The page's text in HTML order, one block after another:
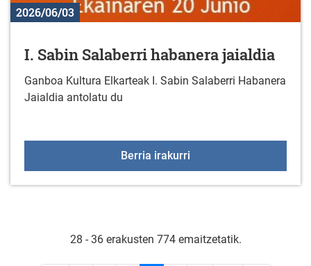
2026/06/03
I. Sabin Salaberri habanera jaialdia
Ganboa Kultura Elkarteak I. Sabin Salaberri Habanera
Jaialdia antolatu du
Berria irakurri
28 - 36 erakusten 774 emaitzetatik.